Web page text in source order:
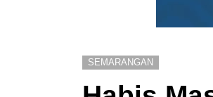
SEMARANGAN